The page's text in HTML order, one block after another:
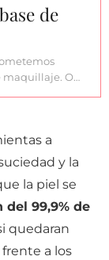
de
O…
a
y la
la piel se
del 99,9% de
quedaran
a los